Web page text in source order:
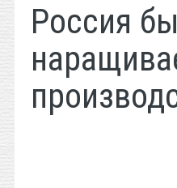
Россия